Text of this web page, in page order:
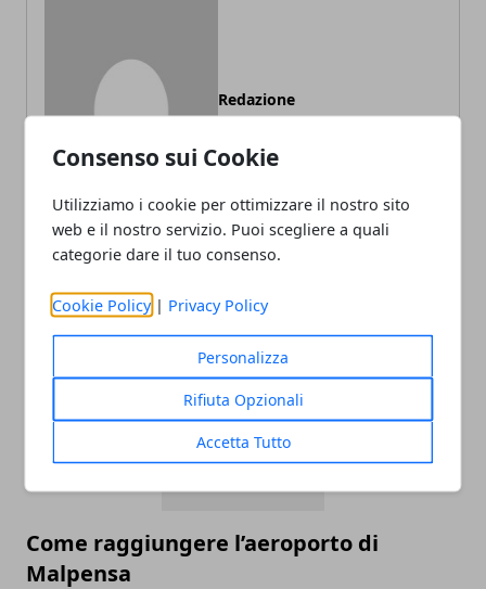
Consenso sui Cookie
Utilizziamo i cookie per ottimizzare il nostro sito
web e il nostro servizio. Puoi scegliere a quali
categorie dare il tuo consenso.
Cookie Policy | Privacy Policy
Personalizza
Rifiuta Opzionali
Accetta Tutto
Redazione
ARTICOLI CORRELATI
Come raggiungere l’aeroporto di
Malpensa